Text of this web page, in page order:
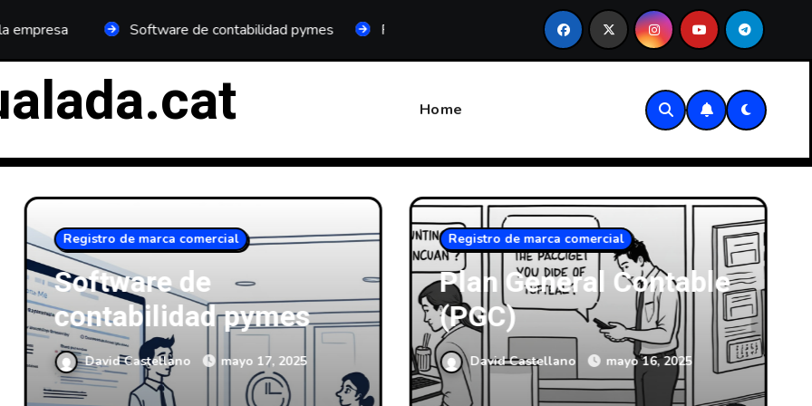
Software de contabilidad pymes Plan General Contable (PGC) Retención del 7% para nuevos autónomos
Home
Registro de marca comercial
Software de
contabilidad pymes
David Castellano mayo 17, 2025
Registro de marca comercial
Plan General Contable
(PGC)
David Castellano mayo 16, 2025